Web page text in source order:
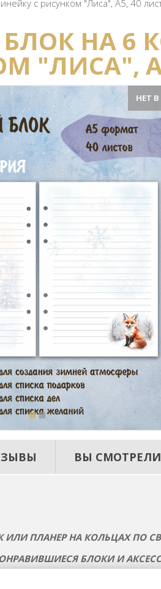
с рисунком "Лиса", А5, 40
НА 6
"ЛИСА",
НЕТ
ВЫ СМОТРЕЛИ
ИЛИ ПЛАНЕР НА КОЛЬЦАХ ПО
БЛОКИ И